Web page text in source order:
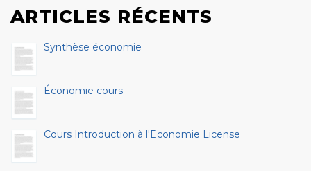
ARTICLES RÉCENTS
Synthèse économie
Économie cours
Cours Introduction à l'Economie License